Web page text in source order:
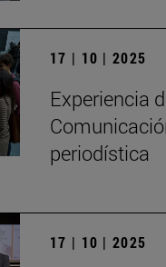
17 | 10 | 2025
Experiencia
periodística
17 | 10 | 2025